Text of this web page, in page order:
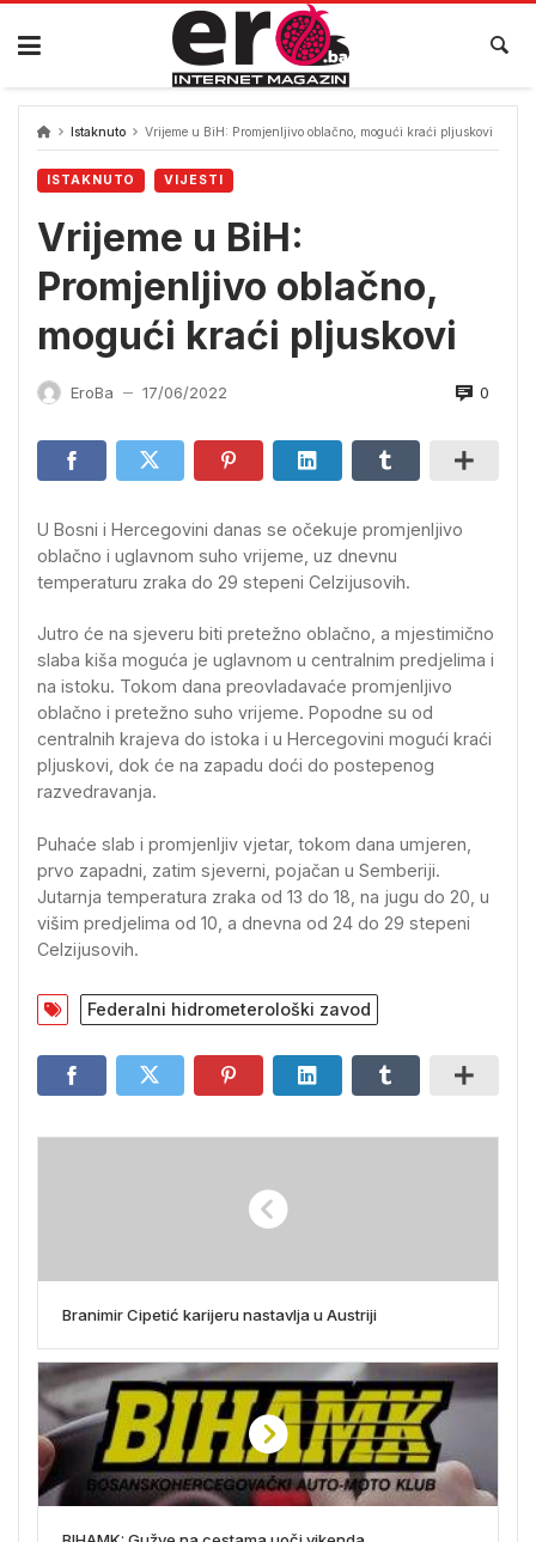
Skip
content
Istaknuto Vrijeme u BiH: Promjenljivo oblačno, mogući kraći pljuskovi
ISTAKNUTO VIJESTI
Vrijeme u BiH:
Promjenljivo oblačno,
mogući kraći pljuskovi
EroBa — 17/06/2022 0
U Bosni i Hercegovini danas se očekuje promjenljivo
oblačno i uglavnom suho vrijeme, uz dnevnu
temperaturu zraka do 29 stepeni Celzijusovih.
Jutro će na sjeveru biti pretežno oblačno, a mjestimično
slaba kiša moguća je uglavnom u centralnim predjelima i
na istoku. Tokom dana preovladavaće promjenljivo
oblačno i pretežno suho vrijeme. Popodne su od
centralnih krajeva do istoka i u Hercegovini mogući kraći
pljuskovi, dok će na zapadu doći do postepenog
razvedravanja.
Puhaće slab i promjenljiv vjetar, tokom dana umjeren,
prvo zapadni, zatim sjeverni, pojačan u Semberiji.
Jutarnja temperatura zraka od 13 do 18, na jugu do 20, u
višim predjelima od 10, a dnevna od 24 do 29 stepeni
Celzijusovih.
Federalni hidrometerološki zavod
Branimir Cipetić karijeru nastavlja u Austriji